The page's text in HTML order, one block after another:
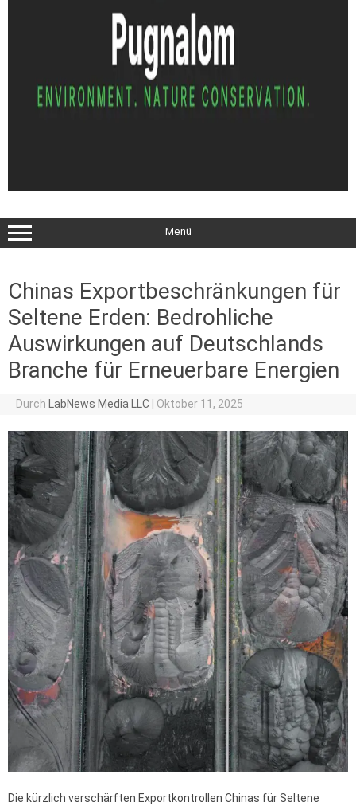
Menü
Chinas Exportbeschränkungen für
Seltene Erden: Bedrohliche
Auswirkungen auf Deutschlands
Branche für Erneuerbare Energien
Durch LabNews Media LLC Oktober 11, 2025
Die kürzlich verschärften Exportkontrollen Chinas für Seltene